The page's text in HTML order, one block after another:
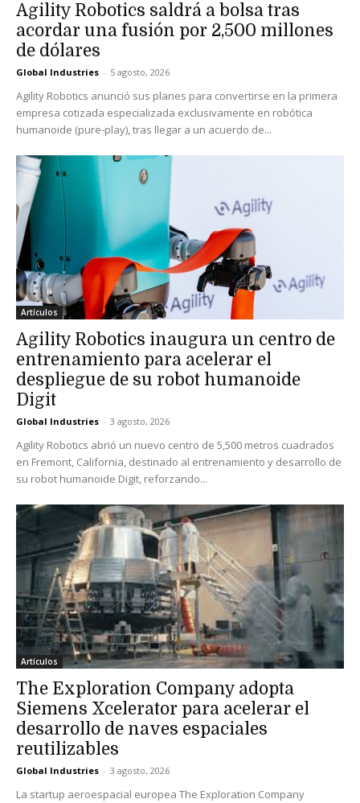
Agility Robotics saldrá a bolsa tras
acordar una fusión por 2,500 millones
de dólares
Global Industries - 5 agosto, 2026
Agility Robotics anunció sus planes para convertirse en la primera
empresa cotizada especializada exclusivamente en robótica
humanoide (pure-play), tras llegar a un acuerdo de...
Artículos
Agility Robotics inaugura un centro de
entrenamiento para acelerar el
despliegue de su robot humanoide
Digit
Global Industries - 3 agosto, 2026
Agility Robotics abrió un nuevo centro de 5,500 metros cuadrados
en Fremont, California, destinado al entrenamiento y desarrollo de
su robot humanoide Digit, reforzando...
Artículos
The Exploration Company adopta
Siemens Xcelerator para acelerar el
desarrollo de naves espaciales
reutilizables
Global Industries - 3 agosto, 2026
La startup aeroespacial europea The Exploration Company